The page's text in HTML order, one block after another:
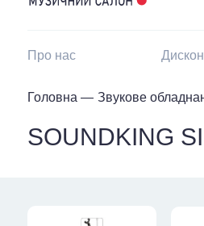
Про нас
Головна Звукове
SOUNDKING